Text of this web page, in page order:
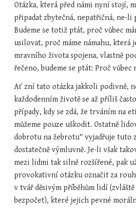
Otázka, která před námi nyní stojí,
připadat zbytečná, nepatřičná, ne-li
Budeme se totiž ptát, proč vůbec
usilovat, proč máme námahu, která
mravního života spojena, vlastně
řečeno, budeme se ptát: Proč vůbec
Ať zní tato otázka jakkoli podivně,
každodenním životě se až příliš
případy, kdy se zdá, že trváním na
můžeme pouze uškodit. Ostatně
dobrotu na žebrotu“ vyjadřuje tuto
dostatečně výmluvně. Je-li však
mezi lidmi tak silně rozšířené, pak
provokativní otázku označit za
v tvář děsivým příběhům lidí
bezpočet), které jejich pevné